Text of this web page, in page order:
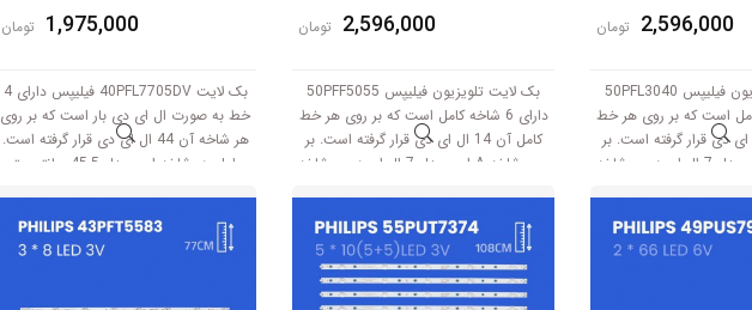
2,596,000 تومان
بک لایت تلویزیون فیلیپس 50PFL3040
کامل است که بر روی هر خط
آن 14 ال ای دی قرار گرفته است. بر
روی شاخه A این مدل 7 ال ای دی و شاخه
متر است .
2,596,000 تومان
بک لایت تلویزیون فیلیپس 50PFF5055
دارای 6 شاخه کامل است که بر روی هر خط
کامل آن 14 ال ای دی قرار گرفته است. بر
روی شاخه A این مدل 7 ال ای دی و شاخه
متر است .
1,975,000 تومان
بک لایت 40PFL7705DV فیلیپس دارای 4
خط به صورت ال ای دی بار است که بر روی
هر شاخه آن 44 ال ای دی قرار گرفته است.
طول هر شاخه این مدل 45.5 سانتی متر